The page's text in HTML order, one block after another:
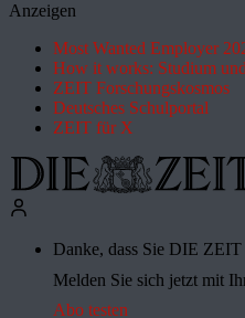
Anzeigen
Most Wanted Employer
How it works: Studium
ZEIT Forschungskosmos
Deutsches Schulportal
ZEIT für X
Danke, dass Sie DIE ZEIT
Melden Sie sich jetzt mit
Abo testen